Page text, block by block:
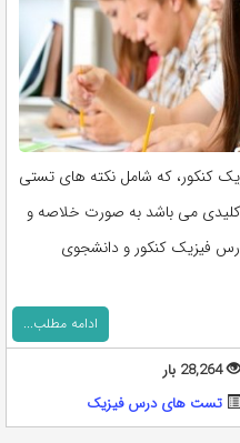
کنکور، که شامل نکته های تستی
می باشد به صورت خلاصه و
فیزیک کنکور و دانشجوی
ادامه مطلب...
28,264 بار
تست های درس فیزیک